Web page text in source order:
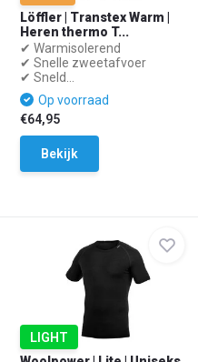
Löffler | Transtex Warm |
Heren thermo T...
✔ Warmisolerend
✔ Snelle zweetafvoer
✔ Sneld...
Op voorraad
€64,95
Bekijk
LIGHT